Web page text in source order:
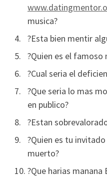
musica?
?Esta bien mentir
?Quien es el
?Cual seri­a el
?Que seri­a lo mas
en publico?
?Estan
?Quien es tu
muerto?
?Que harias manana